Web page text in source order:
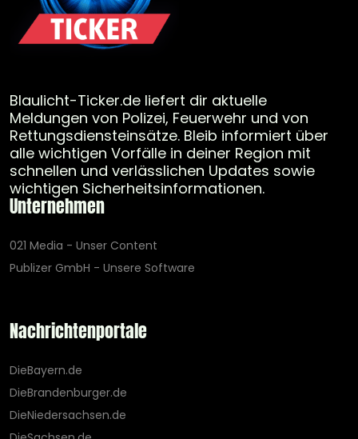
Blaulicht-Ticker.de liefert dir aktuelle
Meldungen von Polizei, Feuerwehr und von
Rettungsdiensteinsätze. Bleib informiert über
alle wichtigen Vorfälle in deiner Region mit
schnellen und verlässlichen Updates sowie
wichtigen Sicherheitsinformationen.
Unternehmen
021 Media - Unser Content
Publizer GmbH - Unsere Software
Nachrichtenportale
DieBayern.de
DieBrandenburger.de
DieNiedersachsen.de